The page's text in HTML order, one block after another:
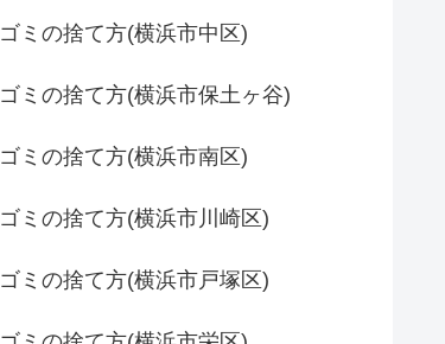
ゴミの捨て方(横浜市中区)
ゴミの捨て方(横浜市保土ヶ谷)
ゴミの捨て方(横浜市南区)
ゴミの捨て方(横浜市川崎区)
ゴミの捨て方(横浜市戸塚区)